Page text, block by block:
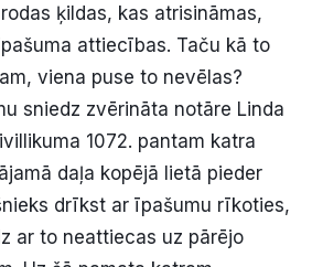
ķildas, kas atrisināmas,
attiecības. Taču kā to
viena puse to nevēlas?
sniedz zvērināta notāre Linda
1072. pantam katra
daļa kopējā lietā pieder
drīkst ar īpašumu rīkoties,
ar to neattiecas uz pārējo